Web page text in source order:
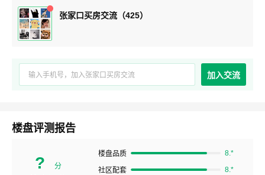
张家口买房交流（425）
加入交流
楼盘评测报告
? 分
楼盘品质 8.*
社区配套 8.*